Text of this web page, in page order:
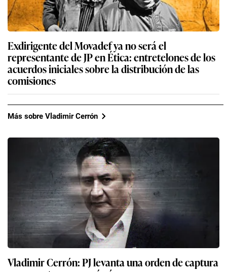
Exdirigente del Movadef ya no será el
representante de JP en Ética: entretelones de los
acuerdos iniciales sobre la distribución de las
comisiones
Más sobre Vladimir Cerrón
Vladimir Cerrón: PJ levanta una orden de captura